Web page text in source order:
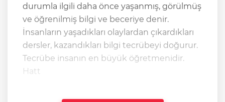
durumla ilgili daha önce yaşanmış, görülmüş
ve öğrenilmiş bilgi ve beceriye denir.
İnsanların yaşadıkları olaylardan çıkardıkları
dersler, kazandıkları bilgi tecrübeyi doğurur.
Tecrübe insanın en büyük öğretmenidir.
Hatt